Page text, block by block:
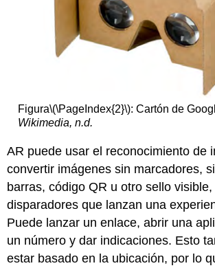
Figura\(\PageIndex{2}\): Cartón de
Wikimedia, n.d.
AR puede usar el reconocimiento de
convertir imágenes sin marcadores,
barras, código QR u otro sello visible,
disparadores que lanzan una
Puede lanzar un enlace, abrir una
un número y dar indicaciones. Esto
estar basado en la ubicación, por lo